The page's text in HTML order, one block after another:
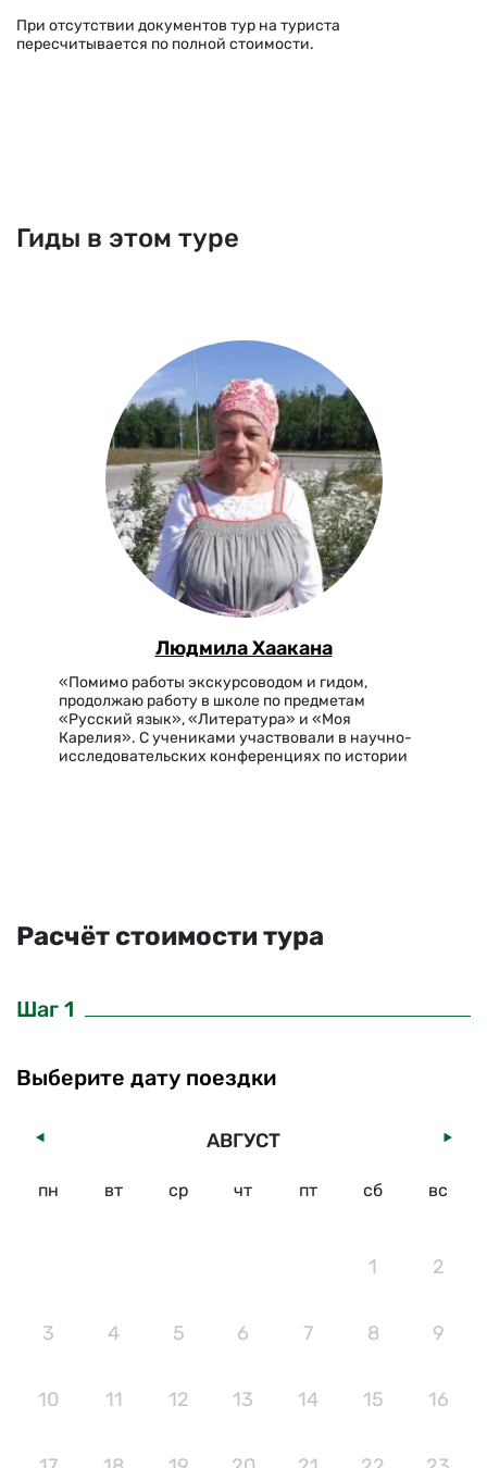
Гиды в этом туре
Людмила Хаакана
«Помимо работы экскурсоводом и гидом,
продолжаю работу в школе по предметам
«Русский язык», «Литература» и «Моя
Карелия». С учениками участвовали в научно-
исследовательских конференциях по истории
При отсутствии документов тур на туриста
пересчитывается по полной стоимости.
Расчёт стоимости тура
Шаг 1
Выберите дату поездки
АВГУСТ
пн вт ср чт пт сб вс
1 2
3 4 5 6 7 8 9
10 11 12 13 14 15 16